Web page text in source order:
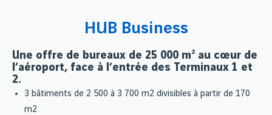
HUB Business
Une offre de bureaux de 25 000 m² au cœur de
l’aéroport, face à l’entrée des Terminaux 1 et
2.
3 bâtiments de 2 500 à 3 700 m2 divisibles à partir de 170
m2